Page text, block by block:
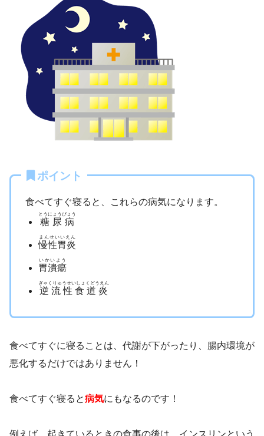
ポイント
食べてすぐ寝ると、これらの病気になります。
糖尿病
とうにょうびょう
慢性胃炎
まんせいいえん
胃潰瘍
いかいよう
逆流性食道炎
ぎゃくりゅうせいしょくどうえん
食べてすぐに寝ることは、代謝が下がったり、腸内環境が
悪化するだけではありません！
食べてすぐ寝ると病気にもなるのです！